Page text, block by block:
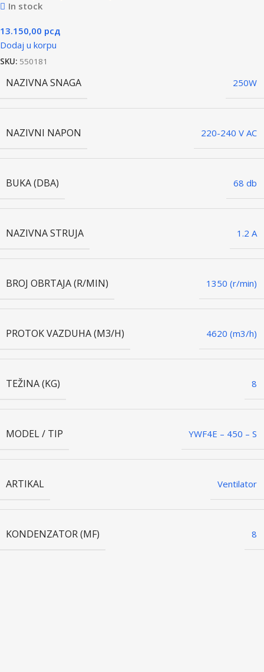
In stock
13.150,00 рсд
Dodaj u korpu
SKU: 550181
NAZIVNA SNAGA 250W
NAZIVNI NAPON 220-240 V AC
BUKA (DBA) 68 db
NAZIVNA STRUJA 1.2 A
BROJ OBRTAJA (R/MIN) 1350 (r/min)
PROTOK VAZDUHA (M3/H) 4620 (m3/h)
TEŽINA (KG) 8
MODEL / TIP YWF4E – 450 – S
ARTIKAL Ventilator
KONDENZATOR (ΜF) 8